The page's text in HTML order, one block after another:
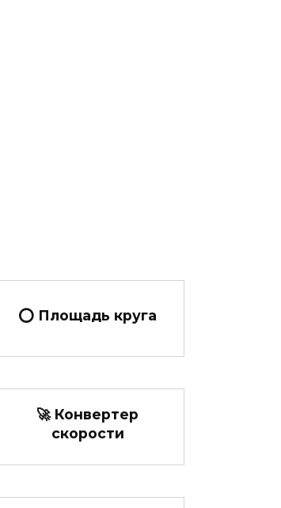
⭕ Площадь круга
🚀 Конвертер
скорости